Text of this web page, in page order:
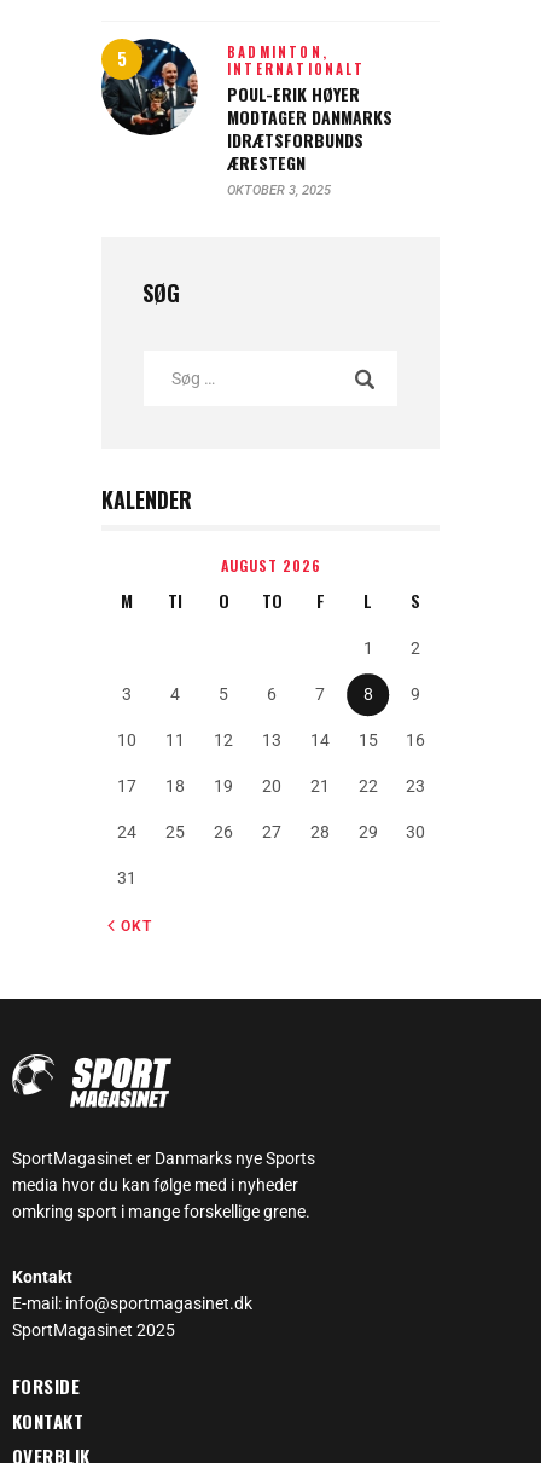
BADMINTON,
INTERNATIONALT
POUL-ERIK HØYER
MODTAGER DANMARKS
IDRÆTSFORBUNDS
ÆRESTEGN
OKTOBER 3, 2025
SØG
KALENDER
AUGUST 2026
M TI O TO F L S
1 2
3 4 5 6 7 8 9
10 11 12 13 14 15 16
17 18 19 20 21 22 23
24 25 26 27 28 29 30
31
« OKT
SportMagasinet er Danmarks nye Sports
media hvor du kan følge med i nyheder
omkring sport i mange forskellige grene.
Kontakt
E-mail: info@sportmagasinet.dk
SportMagasinet 2025
FORSIDE
KONTAKT
OVERBLIK